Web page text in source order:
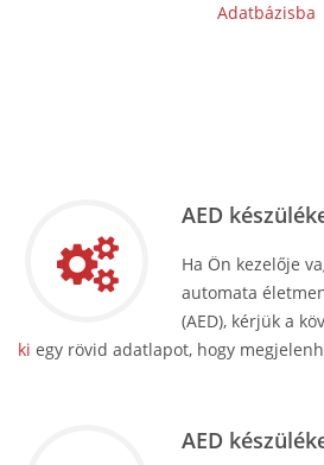
Adatbázisba
AED
Ha Ön kezelője
automata
(AED), kérjük a
ki egy rövid adatlapot, hogy
AED